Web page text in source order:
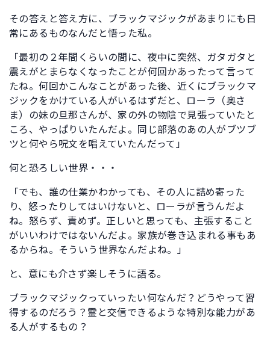
その答えと答え方に、ブラックマジックがあまりにも日
常にあるものなんだと悟った私。
「最初の２年間くらいの間に、夜中に突然、ガタガタと
震えがとまらなくなったことが何回かあったって言って
たね。何回かこんなことがあった後、近くにブラックマ
ジックをかけている人がいるはずだと、ローラ（奥さ
ま）の妹の旦那さんが、家の外の物陰で見張っていたと
ころ、やっぱりいたんだよ。同じ部落のあの人がブツブ
ツと何やら呪文を唱えていたんだって」
何と恐ろしい世界・・・
「でも、誰の仕業かわかっても、その人に詰め寄った
り、怒ったりしてはいけないと、ローラが言うんだよ
ね。怒らず、責めず。正しいと思っても、主張すること
がいいわけではないんだよ。家族が巻き込まれる事もあ
るからね。そういう世界なんだよね。」
と、意にも介さず楽しそうに語る。
ブラックマジックっていったい何なんだ？どうやって習
得するのだろう？霊と交信できるような特別な能力があ
る人がするもの？